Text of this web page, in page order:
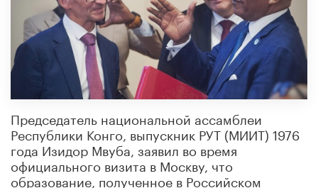
Председатель национальной ассамблеи
Республики Конго, выпускник РУТ (МИИТ) 1976
года Изидор Мвуба, заявил во время
официального визита в Москву, что
образование, полученное в Российском